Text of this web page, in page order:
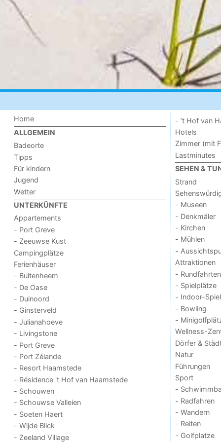
Home
ALLGEMEIN
Badeorte
Tipps
Für kindern
Jugend
Wetter
UNTERKÜNFTE
Appartements
- Port Greve
- Zeeuwse Kust
Campingplätze
Ferienhäuser
- Buitenheem
- De Oase
- Duinoord
- Ginsterveld
- Julianahoeve
- Livingstone
- Port Greve
- Port Zélande
- Resort Haamstede
- Résidence 't Hof van Haamstede
- Schouwen
- Schouwse Valleien
- Soeten Haert
- Wijde Blick
- Zeeland Village
- ’t Hof van
Hotels
Zimmer (mit
Lastminutes
SEHEN &
Strand
- Museen
- Denkmäler
- Kirchen
- Mühlen
-
Attraktionen
- Rundfahrten
- Spielplätze
- Indoor-
- Bowling
-
Wellness-
Dörfer &
Natur
Führungen
Sport
-
- Radfahren
- Wandern
- Reiten
- Golfplatze